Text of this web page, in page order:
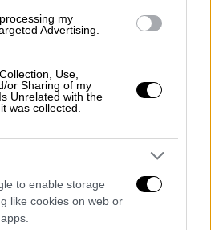
my
Advertising.
Use,
or Sharing of my
Unrelated with the
was collected.
to enable storage
like cookies on web or
στοαλ-Σίφα είναι
σχολίασε,
τρομοκράτες» και
άλλοι.
στρατός είχε
σκοτώσει
συνολικά
170 Παλαιστίνιους
εκατοντάδες
αυτών των